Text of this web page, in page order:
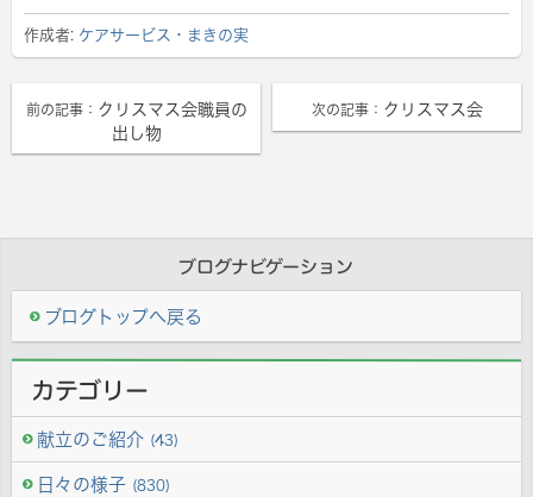
作成者: ケアサービス・まきの実
前の記事： クリスマス会職員の
出し物
次の記事： クリスマス会
ブログナビゲーション
ブログトップへ戻る
カテゴリー
献立のご紹介 (43)
日々の様子 (830)